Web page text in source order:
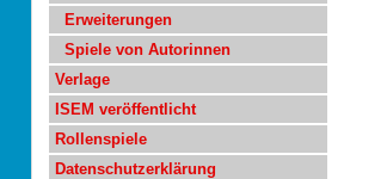
Erweiterungen
Spiele von Autorinnen
Verlage
ISEM veröffentlicht
Rollenspiele
Datenschutzerklärung